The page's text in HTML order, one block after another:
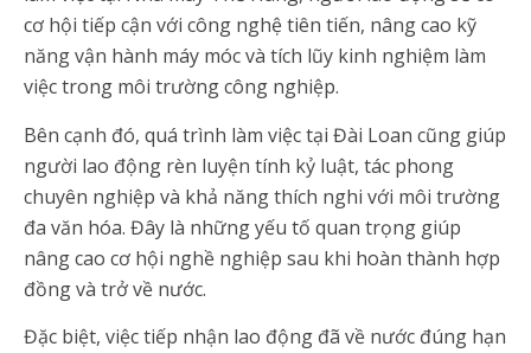
cơ hội tiếp cận với công nghệ tiên tiến, nâng cao kỹ
năng vận hành máy móc và tích lũy kinh nghiệm làm
việc trong môi trường công nghiệp.
Bên cạnh đó, quá trình làm việc tại Đài Loan cũng giúp
người lao động rèn luyện tính kỷ luật, tác phong
chuyên nghiệp và khả năng thích nghi với môi trường
đa văn hóa. Đây là những yếu tố quan trọng giúp
nâng cao cơ hội nghề nghiệp sau khi hoàn thành hợp
đồng và trở về nước.
Đặc biệt, việc tiếp nhận lao động đã về nước đúng hạn